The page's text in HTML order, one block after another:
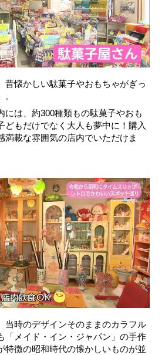
昔懐かしい駄菓子やおもちゃがぎっ
には、約300種類もの駄菓子やおも
どもだけでなく大人も夢中に！購入
満載な雰囲気の店内でいただけま
当時のデザインそのままのカラフル
「メイド・イン・ジャパン」の手作
特徴の昭和時代の懐かしいものが並